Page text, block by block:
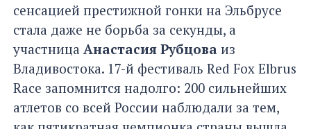
сенсацией престижной гонки на Эльбрусе
стала даже не борьба за секунды, а
участница Анастасия Рубцова из
Владивостока. 17-й фестиваль Red Fox Elbrus
Race запомнится надолго: 200 сильнейших
атлетов со всей России наблюдали за тем,